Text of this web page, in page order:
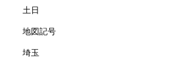
土日
地図記号
埼玉